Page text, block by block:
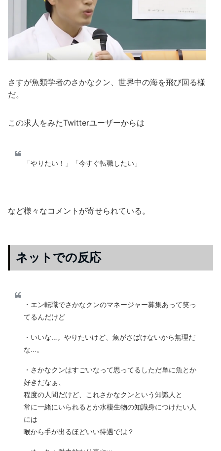
さすが魚類学者のさかなクン、世界中の海を飛び回る様
だ。
この求人をみたTwitterユーザーからは
「やりたい！」「今すぐ転職したい」
など様々なコメントが寄せられている。
ネットでの反応
・エン転職でさかなクンのマネージャー募集あって笑っ
てるんだけど
・いいな…。やりたいけど、魚がさばけないから無理だ
な…。
・さかなクンはすごいなって思ってるしただ単に魚とか
好きだなぁ、
程度の人間だけど、これさかなクンという知識人と
常に一緒にいられるとか水棲生物の知識身につけたい人
には
喉から手が出るほどいい待遇では？